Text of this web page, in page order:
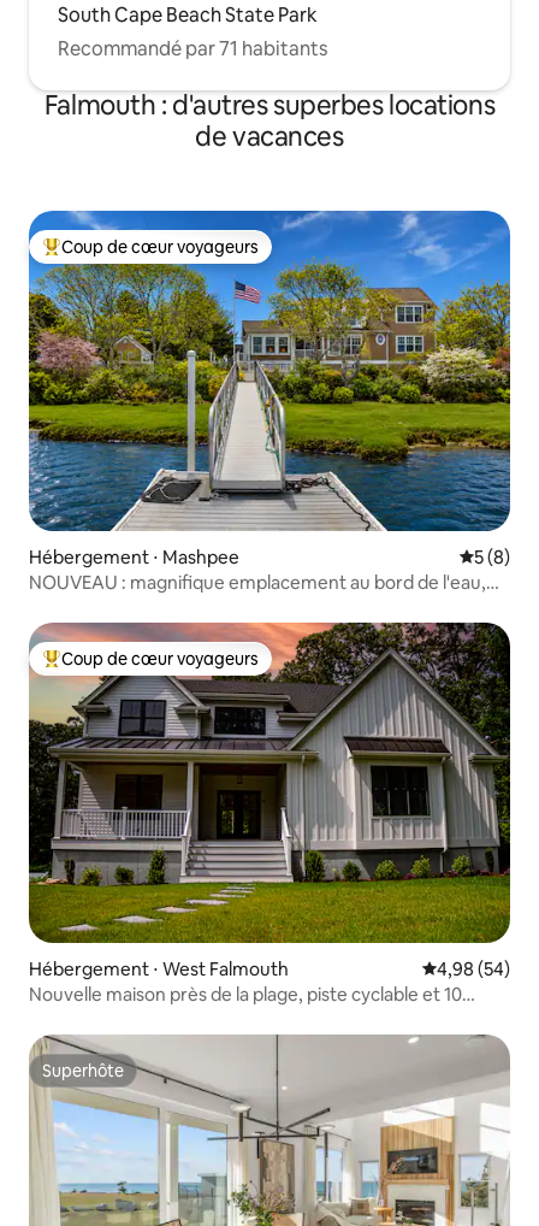
South Cape Beach State Park
Recommandé par 71 habitants
Falmouth : d'autres superbes locations
de vacances
Coups de cœur voyageurs les plus appréciés
Coup de cœur voyageurs
Hébergement ⋅ Mashpee
5 (8)
NOUVEAU : magnifique emplacement au bord de l'eau,
Coups de cœur voyageurs les plus appréciés
Coup de cœur voyageurs
Hébergement ⋅ West Falmouth Évaluation
4,98 (54)
Nouvelle maison près de la plage, piste cyclable et 10
Superhôte
Superhôte